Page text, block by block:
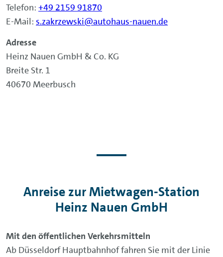
Telefon: +49 2159 91870
E-Mail: s.zakrzewski@autohaus-nauen.de
Adresse
Heinz Nauen GmbH & Co. KG
Breite Str. 1
40670 Meerbusch
Anreise zur Mietwagen-Station
Heinz Nauen GmbH
Mit den öffentlichen Verkehrsmitteln
Ab Düsseldorf Hauptbahnhof fahren Sie mit der Linie